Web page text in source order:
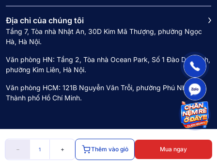
− + Thêm vào giỏ Mua ngay
🔥
Địa chỉ của chúng tôi
Tầng 7, Tòa nhà Nhật An, 30D Kim Mã Thượng, phường Ngọc
Hà, Hà Nội.
Văn phòng HN: Tầng 2, Tòa nhà Ocean Park, Số 1 Đào Duy Anh,
phường Kim Liên, Hà Nội.
Văn phòng HCM: 121B Nguyễn Văn Trỗi, phường Phú Nhuận,
Thành phố Hồ Chí Minh.
Copyright © 2024 Công ty cổ phần Vua Nệm. Mã số doanh nghiệp 0107968516